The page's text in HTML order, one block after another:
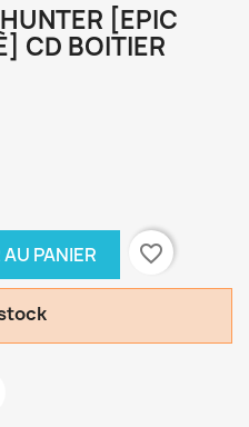
[EPIC
CD BOITIER
PANIER favorite_border